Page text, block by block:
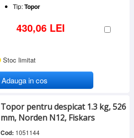
Tip:Topor
430,06 LEI
Stoc limitat
Adauga in cos
Topor pentru despicat 1.3 kg, 526
mm, Norden N12, Fiskars
Cod: 1051144